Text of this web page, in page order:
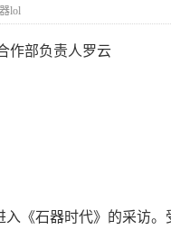
lol
作部负责人罗云
石器时代》的采访。